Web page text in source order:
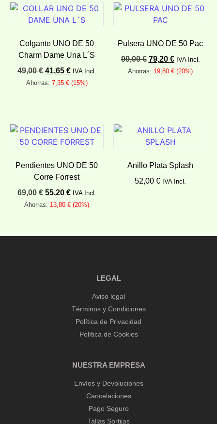
Colgante UNO DE 50
Charm Dame Una L´S
49,00€ 41,65 € IVA Incl.
Ahorras: 7,35 € (15%)
Pulsera UNO DE 50 Pac
99,00€ 79,20 € IVA Incl.
Ahorras: 19,80 € (20%)
Pendientes UNO DE 50
Corre Forrest
69,00€ 55,20 € IVA Incl.
Ahorras: 13,80 € (20%)
Anillo Plata Splash
52,00 € IVA Incl.
LEGAL
Aviso legal
Términos y Condiciones
Política de Privacidad
Política de Cookies
NUESTRA EMPRESA
Envíos y Devoluciones
Cancelaciones
Pago Seguro
Tallas Sortijas